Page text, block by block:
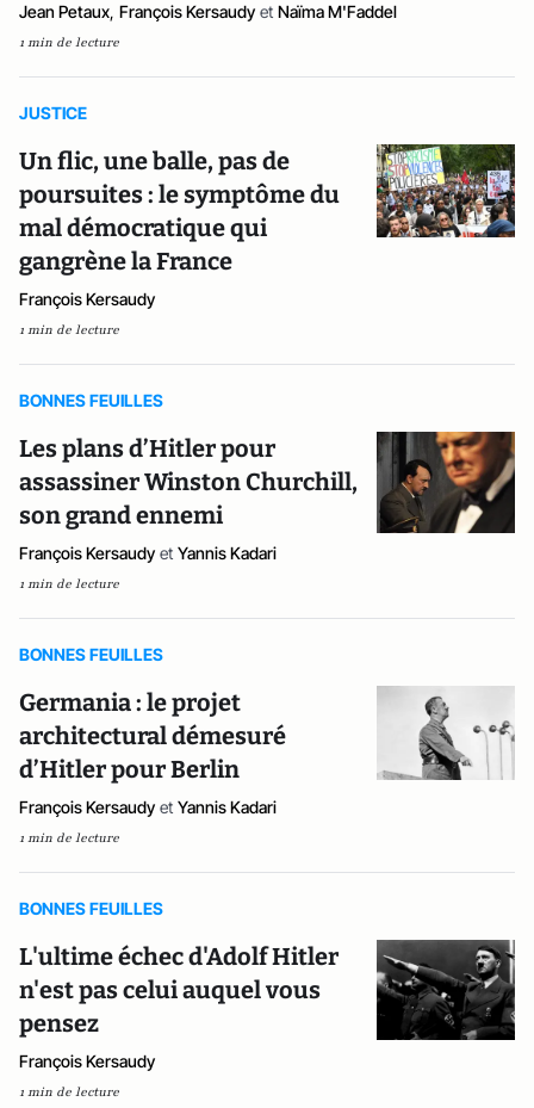
Jean Petaux, François Kersaudy et Naïma M'Faddel
1 min de lecture
JUSTICE
Un flic, une balle, pas de
poursuites : le symptôme du
mal démocratique qui
gangrène la France
François Kersaudy
1 min de lecture
BONNES FEUILLES
Les plans d’Hitler pour
assassiner Winston Churchill,
son grand ennemi
François Kersaudy et Yannis Kadari
1 min de lecture
BONNES FEUILLES
Germania : le projet
architectural démesuré
d’Hitler pour Berlin
François Kersaudy et Yannis Kadari
1 min de lecture
BONNES FEUILLES
L'ultime échec d'Adolf Hitler
n'est pas celui auquel vous
pensez
François Kersaudy
1 min de lecture